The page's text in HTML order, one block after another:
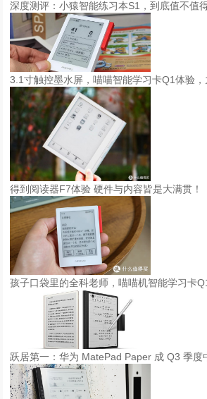
深度测评：小猿智能练习本S1，到底值不值
3.1寸触控墨水屏，喵喵智能学习卡Q1体验
得到阅读器F7体验 硬件与内容皆是大满贯！
孩子口袋里的全科老师，喵喵机智能学习卡
跃居第一：华为 MatePad Paper 成 Q3 季度